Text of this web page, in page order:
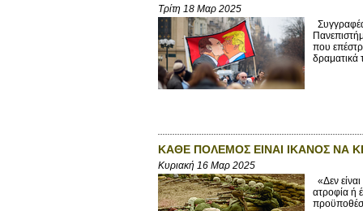
Τρίτη 18 Μαρ 2025
που
δραματικά
ΚΑΘΕ ΠΟΛΕΜΟΣ ΕΙΝΑΙ ΙΚΑΝΟΣ ΝΑ
Κυριακή 16 Μαρ 2025
«Δεν
ατροφία ή